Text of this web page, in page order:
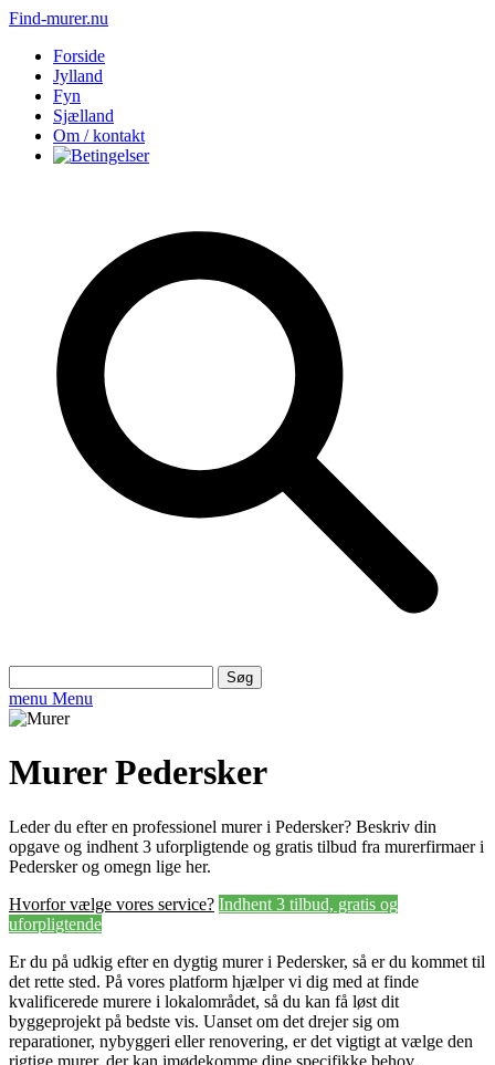
Find-murer.nu
Forside
Jylland
Fyn
Sjælland
Om / kontakt
efter:
menu Menu
Murer Pedersker
Leder du efter en professionel murer i Pedersker? Beskriv din
opgave og indhent 3 uforpligtende og gratis tilbud fra murerfirmaer i
Pedersker og omegn lige her.
Hvorfor vælge vores service? Indhent 3 tilbud, gratis og
uforpligtende
Er du på udkig efter en dygtig murer i Pedersker, så er du kommet til
det rette sted. På vores platform hjælper vi dig med at finde
kvalificerede murere i lokalområdet, så du kan få løst dit
byggeprojekt på bedste vis. Uanset om det drejer sig om
reparationer, nybyggeri eller renovering, er det vigtigt at vælge den
rigtige murer, der kan imødekomme dine specifikke behov.